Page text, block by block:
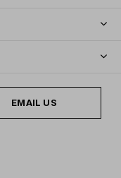
EMAIL US